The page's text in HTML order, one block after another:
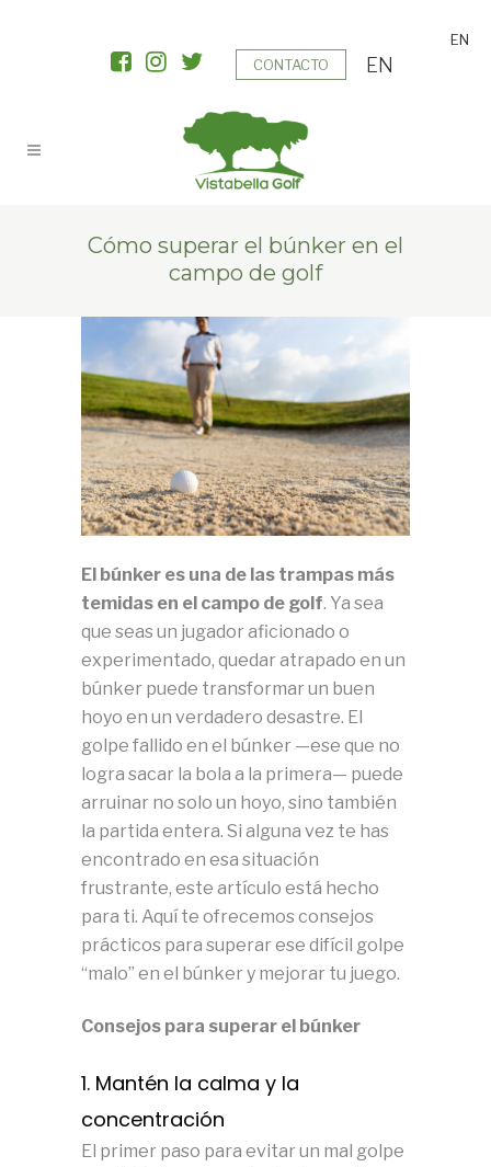
CONTACTO
EN
EN
Cómo superar el búnker en el
campo de golf
El búnker es una de las trampas más
temidas en el campo de golf. Ya sea
que seas un jugador aficionado o
experimentado, quedar atrapado en un
búnker puede transformar un buen
hoyo en un verdadero desastre. El
golpe fallido en el búnker —ese que no
logra sacar la bola a la primera— puede
arruinar no solo un hoyo, sino también
la partida entera. Si alguna vez te has
encontrado en esa situación
frustrante, este artículo está hecho
para ti. Aquí te ofrecemos consejos
prácticos para superar ese difícil golpe
“malo” en el búnker y mejorar tu juego.
Consejos para superar el búnker
1. Mantén la calma y la
concentración
El primer paso para evitar un mal golpe